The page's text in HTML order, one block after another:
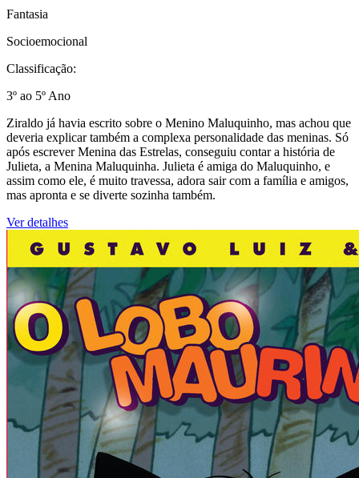
Fantasia
Socioemocional
Classificação:
3º ao 5º Ano
Ziraldo já havia escrito sobre o Menino Maluquinho, mas achou que
deveria explicar também a complexa personalidade das meninas. Só
após escrever Menina das Estrelas, conseguiu contar a história de
Julieta, a Menina Maluquinha. Julieta é amiga do Maluquinho, e
assim como ele, é muito travessa, adora sair com a família e amigos,
mas apronta e se diverte sozinha também.
Ver detalhes